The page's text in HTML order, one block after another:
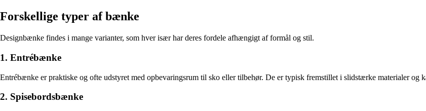
Forskellige typer af bænke
Designbænke findes i mange varianter, som hver især har deres fordele afhængigt af formål og stil.
1. Entrébænke
Entrébænke er praktiske og ofte udstyret med opbevaringsrum til sko eller tilbehør. De er typisk fremstillet i slidstærke materialer og
2. Spisebordsbænke